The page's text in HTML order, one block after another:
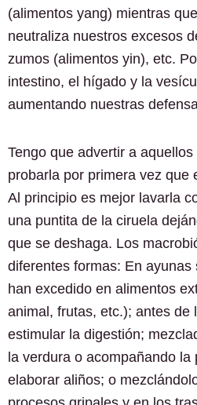
(alimentos yang) mientras
neutraliza nuestros excesos
zumos (alimentos yin), etc.
intestino, el hígado y la
aumentando nuestras
Tengo que advertir a
probarla por primera vez que
Al principio es mejor lavarla
una puntita de la ciruela
que se deshaga. Los
diferentes formas: En
han excedido en alimentos
animal, frutas, etc.); antes de
estimular la digestión;
la verdura o acompañando
elaborar aliños; o